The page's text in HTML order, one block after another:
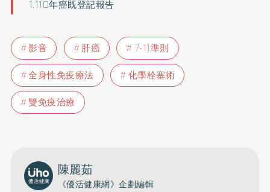
1.110年癌既登記報告
影音 肝癌
7-11準則
全身性免疫療法
化學栓塞術
雙免疫治療
陳麗茹
《優活健康網》企劃編輯